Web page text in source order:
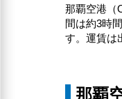
那覇空港（
間は約3時
す。運賃は
那覇